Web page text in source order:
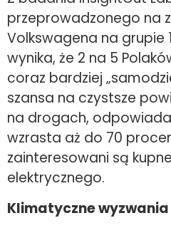
przeprowadzonego na
Volkswagena na grupie
wynika, że 2 na 5
coraz bardziej
szansa na czystsze
na drogach,
wzrasta aż do 70
zainteresowani są
elektrycznego.
Klimatyczne wyzwania